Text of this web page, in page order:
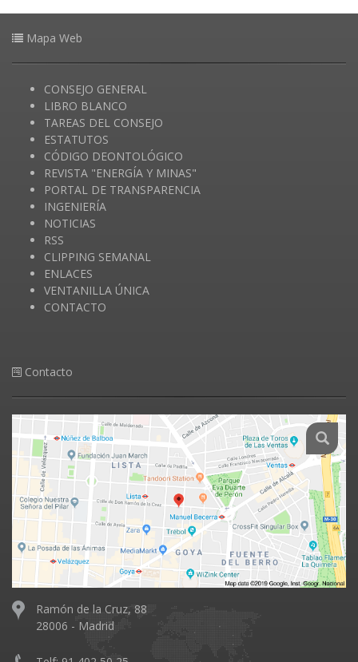
Mapa Web
CONSEJO GENERAL
LIBRO BLANCO
TAREAS DEL CONSEJO
ESTATUTOS
CÓDIGO DEONTOLÓGICO
REVISTA "ENERGÍA Y MINAS"
PORTAL DE TRANSPARENCIA
INGENIERÍA
NOTICIAS
RSS
CLIPPING SEMANAL
ENLACES
VENTANILLA ÚNICA
CONTACTO
Contacto
Ramón de la Cruz, 88
28006 - Madrid